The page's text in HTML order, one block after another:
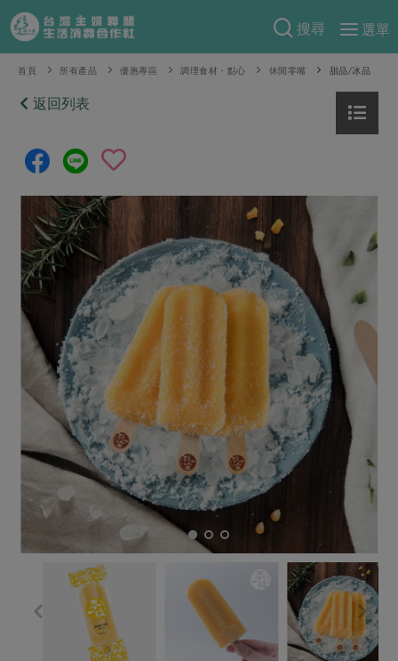
搜尋
選單
產品分類
當季蔬果
芽苗類
辛香料類
奶蛋豆・五穀
蛋 乳製品
豆製品 米麵雜糧
肉品・水產
畜產肉類 水產
水畜加工品
調理食材・點心
調味醬料/南北貨 烘焙
休閒零嘴 沖泡飲品
保健食品
食譜料理
食材
麵食
肉食
海鮮
常備菜
蔬食
蛋料理
料理方式
烘焙．點心
醬料
特別企畫
預購活動
把最好的台灣味帶回家！
防災用品預購圓滿結束
2026年端午節預購圓滿結束
更多預購活動
當季產品
合作25-經典快閃最後一週
合作25-精選產品第四彈
合作25-精選產品第三彈
更多當季產品
議題活動
主婦聯盟X樂齡網特約優惠案
30%rPET紅烏龍茶
綠主張
觀點文章
主婦食堂 一籃菜真心話
社內大小事 合作聯合國
產品故事 生活提案
樂齡生活 親子食育
廚房瑜伽
關注議題
減硝酸鹽 惜食
非基改運動 支持本土農糧
廢核運動 能源議題
減添加物 減塑減廢
公益金 食農教育
關於合作社
認識合作社
關於我們
合作社組織
員工與求才
產品檢驗
自主把關
檢驗報告
社員權益
重要公告
首頁 所有產品 優惠專區 調理食材・點心 休閒零嘴 甜品/冰品
返回列表